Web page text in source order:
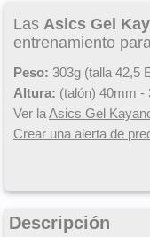
Las Asics Gel
entrenamiento
Peso: 303g (talla 42,5
Altura: (talón) 40mm -
Ver laAsics Gel
Crear una alerta de
Descripción